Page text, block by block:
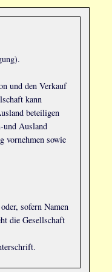
und den Verkauf
kann
beteiligen
und Ausland
vornehmen sowie
sofern Namen
die Gesellschaft